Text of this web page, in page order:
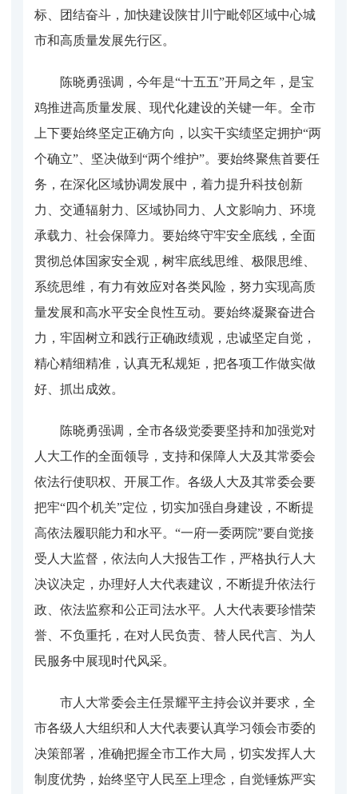
标、团结奋斗，加快建设陕甘川宁毗邻区域中心城
市和高质量发展先行区。
陈晓勇强调，今年是“十五五”开局之年，是宝
鸡推进高质量发展、现代化建设的关键一年。全市
上下要始终坚定正确方向，以实干实绩坚定拥护“两
个确立”、坚决做到“两个维护”。要始终聚焦首要任
务，在深化区域协调发展中，着力提升科技创新
力、交通辐射力、区域协同力、人文影响力、环境
承载力、社会保障力。要始终守牢安全底线，全面
贯彻总体国家安全观，树牢底线思维、极限思维、
系统思维，有力有效应对各类风险，努力实现高质
量发展和高水平安全良性互动。要始终凝聚奋进合
力，牢固树立和践行正确政绩观，忠诚坚定自觉，
精心精细精准，认真无私规矩，把各项工作做实做
好、抓出成效。
陈晓勇强调，全市各级党委要坚持和加强党对
人大工作的全面领导，支持和保障人大及其常委会
依法行使职权、开展工作。各级人大及其常委会要
把牢“四个机关”定位，切实加强自身建设，不断提
高依法履职能力和水平。“一府一委两院”要自觉接
受人大监督，依法向人大报告工作，严格执行人大
决议决定，办理好人大代表建议，不断提升依法行
政、依法监察和公正司法水平。人大代表要珍惜荣
誉、不负重托，在对人民负责、替人民代言、为人
民服务中展现时代风采。
市人大常委会主任景耀平主持会议并要求，全
市各级人大组织和人大代表要认真学习领会市委的
决策部署，准确把握全市工作大局，切实发挥人大
制度优势，始终坚守人民至上理念，自觉锤炼严实